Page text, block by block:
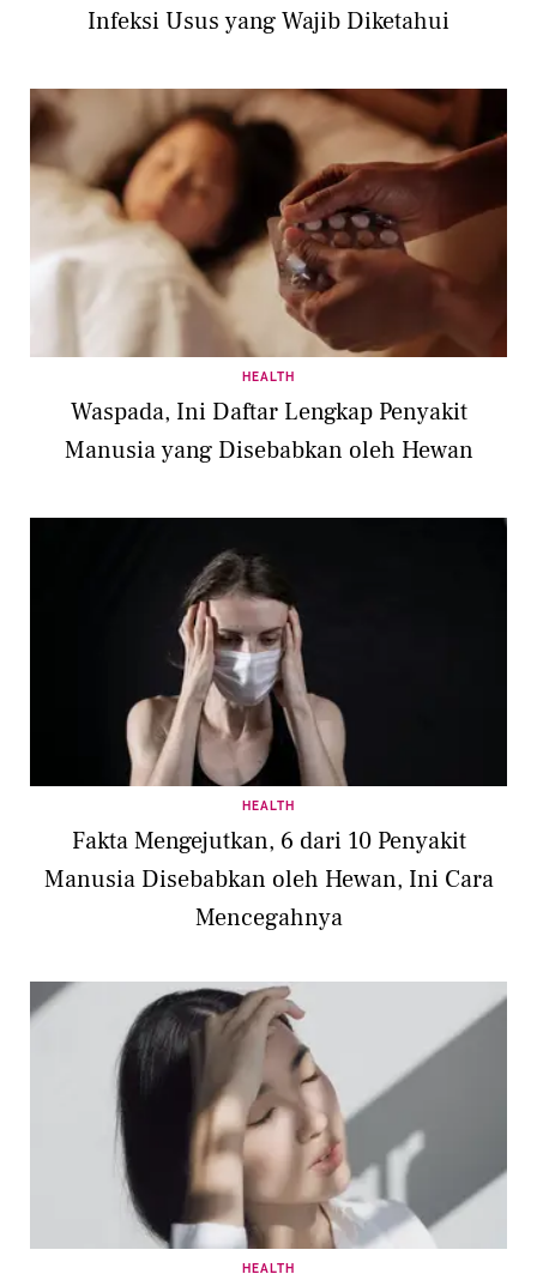
Infeksi Usus yang Wajib Diketahui
HEALTH
Waspada, Ini Daftar Lengkap Penyakit
Manusia yang Disebabkan oleh Hewan
HEALTH
Fakta Mengejutkan, 6 dari 10 Penyakit
Manusia Disebabkan oleh Hewan, Ini Cara
Mencegahnya
HEALTH